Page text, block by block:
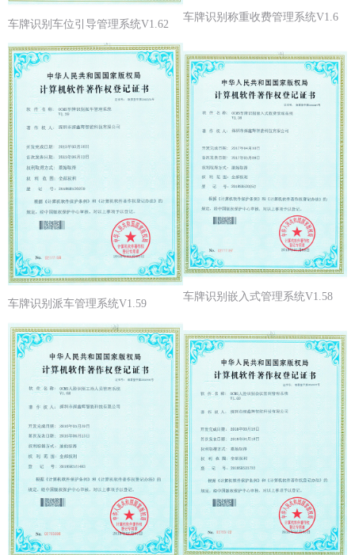
车牌识别车位引导管理系统V1.62
车牌识别称重收费管理系统V1.6
车牌识别派车管理系统V1.59
车牌识别嵌入式管理系统V1.58